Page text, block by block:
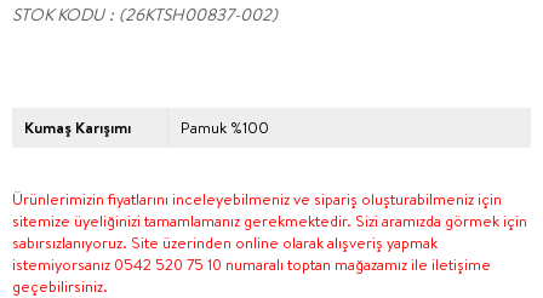
STOK KODU (26KTSH00837-002)
Kumaş Karışımı Pamuk %100
Ürünlerimizin fiyatlarını inceleyebilmeniz ve sipariş oluşturabilmeniz için
sitemize üyeliğinizi tamamlamanız gerekmektedir. Sizi aramızda görmek için
sabırsızlanıyoruz. Site üzerinden online olarak alışveriş yapmak
istemiyorsanız 0542 520 75 10 numaralı toptan mağazamız ile iletişime
geçebilirsiniz.